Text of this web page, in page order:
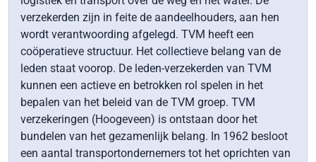
verzekerden zijn in feite de aandeelhouders, aan hen
wordt verantwoording afgelegd. TVM heeft een
coöperatieve structuur. Het collectieve belang van de
leden staat voorop. De leden-verzekerden van TVM
kunnen een actieve en betrokken rol spelen in het
bepalen van het beleid van de TVM groep. TVM
verzekeringen (Hoogeveen) is ontstaan door het
bundelen van het gezamenlijk belang. In 1962 besloot
een aantal transportondernemers tot het oprichten van